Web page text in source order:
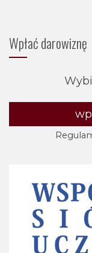
Wpłać darowiznę